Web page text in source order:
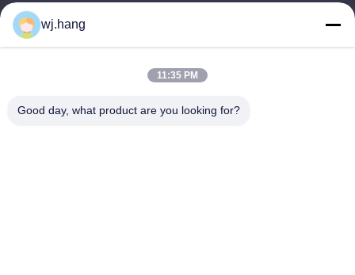
त्वरित लिंक
wj.hang
11:35 PM
Good day, what product are you looking for?